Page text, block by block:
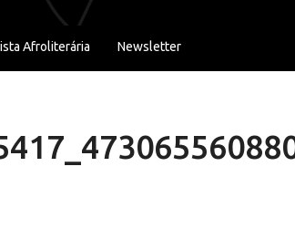
Afroliterária Newsletter